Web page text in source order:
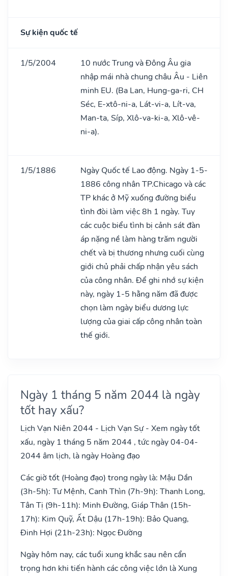
Sự kiện quốc tế
1/5/2004
10 nước Trung và Đông Âu gia
nhập mái nhà chung châu Âu - Liên
minh EU. (Ba Lan, Hung-ga-ri, CH
Séc, E-xtô-ni-a, Lát-vi-a, Lít-va,
Man-ta, Síp, Xlô-va-ki-a, Xlô-vê-
ni-a).
1/5/1886
Ngày Quốc tế Lao động. Ngày 1-5-
1886 công nhân TP.Chicago và các
TP khác ở Mỹ xuống đường biểu
tình đòi làm việc 8h 1 ngày. Tuy
các cuộc biểu tình bị cảnh sát đàn
áp nặng nề làm hàng trăm người
chết và bị thương nhưng cuối cùng
giới chủ phải chấp nhận yêu sách
của công nhân. Để ghi nhớ sự kiện
này, ngày 1-5 hằng năm đã được
chọn làm ngày biểu dương lực
lượng của giai cấp công nhân toàn
thế giới.
Ngày 1 tháng 5 năm 2044 là ngày
tốt hay xấu?
Lịch Vạn Niên 2044 - Lịch Vạn Sự - Xem ngày tốt
xấu, ngày 1 tháng 5 năm 2044 , tức ngày 04-04-
2044 âm lịch, là ngày Hoàng đạo
Các giờ tốt (Hoàng đạo) trong ngày là: Mậu Dần
(3h-5h): Tư Mệnh, Canh Thìn (7h-9h): Thanh Long,
Tân Tị (9h-11h): Minh Đường, Giáp Thân (15h-
17h): Kim Quỹ, Ất Dậu (17h-19h): Bảo Quang,
Đinh Hợi (21h-23h): Ngọc Đường
Ngày hôm nay, các tuổi xung khắc sau nên cẩn
trọng hơn khi tiến hành các công việc lớn là Xung